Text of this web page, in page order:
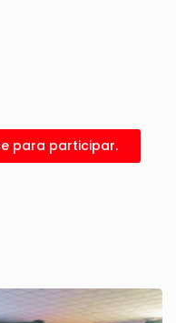
para participar.